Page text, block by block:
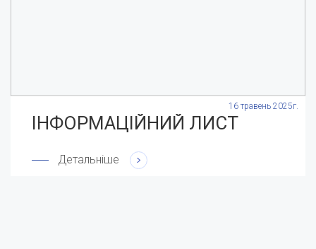
16 травень 2025г.
ІНФОРМАЦІЙНИЙ ЛИСТ
Детальніше